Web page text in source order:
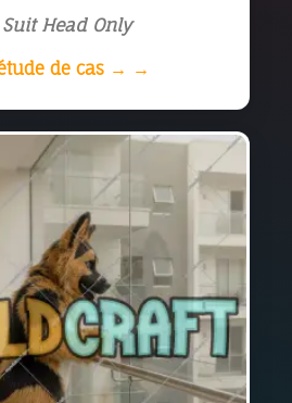
Head Only
de cas → →